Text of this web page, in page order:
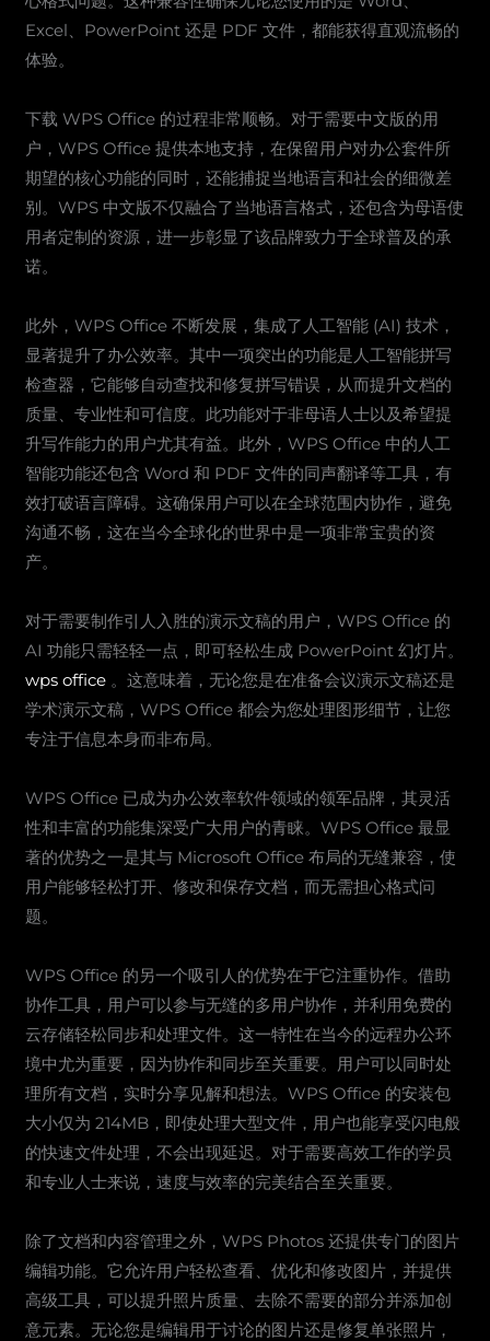
Excel、PowerPoint 还是 PDF 文件，都能获得直观流畅的
体验。
下载 WPS Office 的过程非常顺畅。对于需要中文版的用
户，WPS Office 提供本地支持，在保留用户对办公套件所
期望的核心功能的同时，还能捕捉当地语言和社会的细微差
别。WPS 中文版不仅融合了当地语言格式，还包含为母语使
用者定制的资源，进一步彰显了该品牌致力于全球普及的承
诺。
此外，WPS Office 不断发展，集成了人工智能 (AI) 技术，
显著提升了办公效率。其中一项突出的功能是人工智能拼写
检查器，它能够自动查找和修复拼写错误，从而提升文档的
质量、专业性和可信度。此功能对于非母语人士以及希望提
升写作能力的用户尤其有益。此外，WPS Office 中的人工
智能功能还包含 Word 和 PDF 文件的同声翻译等工具，有
效打破语言障碍。这确保用户可以在全球范围内协作，避免
沟通不畅，这在当今全球化的世界中是一项非常宝贵的资
产。
对于需要制作引人入胜的演示文稿的用户，WPS Office 的
AI 功能只需轻轻一点，即可轻松生成 PowerPoint 幻灯片。
wps office 。这意味着，无论您是在准备会议演示文稿还是
学术演示文稿，WPS Office 都会为您处理图形细节，让您
专注于信息本身而非布局。
WPS Office 已成为办公效率软件领域的领军品牌，其灵活
性和丰富的功能集深受广大用户的青睐。WPS Office 最显
著的优势之一是其与 Microsoft Office 布局的无缝兼容，使
用户能够轻松打开、修改和保存文档，而无需担心格式问
题。
WPS Office 的另一个吸引人的优势在于它注重协作。借助
协作工具，用户可以参与无缝的多用户协作，并利用免费的
云存储轻松同步和处理文件。这一特性在当今的远程办公环
境中尤为重要，因为协作和同步至关重要。用户可以同时处
理所有文档，实时分享见解和想法。WPS Office 的安装包
大小仅为 214MB，即使处理大型文件，用户也能享受闪电般
的快速文件处理，不会出现延迟。对于需要高效工作的学员
和专业人士来说，速度与效率的完美结合至关重要。
除了文档和内容管理之外，WPS Photos 还提供专门的图片
编辑功能。它允许用户轻松查看、优化和修改图片，并提供
高级工具，可以提升照片质量、去除不需要的部分并添加创
意元素。无论您是编辑用于讨论的图片还是修复单张照片，